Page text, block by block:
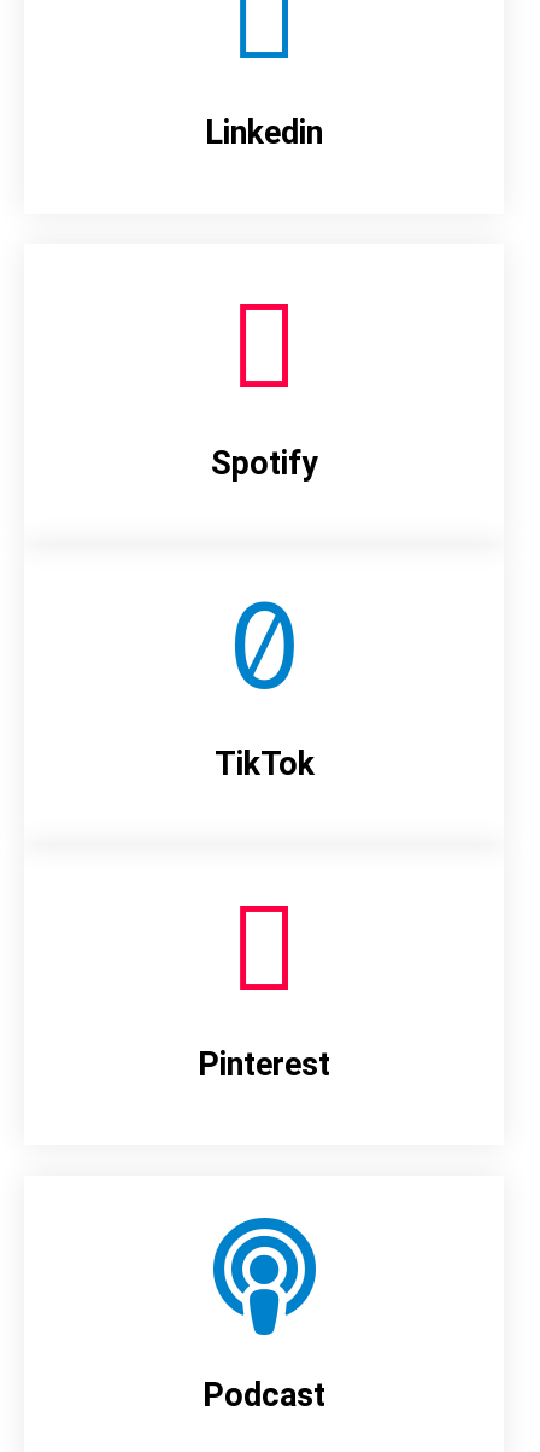
Linkedin
Spotify
TikTok
Pinterest
Podcast